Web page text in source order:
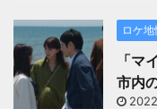
ロケ地
「マ
市内